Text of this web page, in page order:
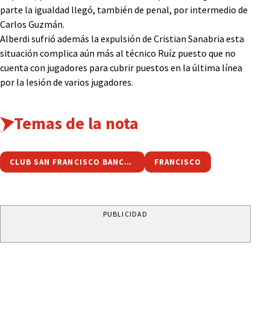
parte la igualdad llegó, también de penal, por intermedio de
Carlos Guzmán.
Alberdi sufrió además la expulsión de Cristian Sanabria esta
situación complica aún más al técnico Ruíz puesto que no
cuenta con jugadores para cubrir puestos en la última línea
por la lesión de varios jugadores.
Temas de la nota
CLUB SAN FRANCISCO BANCARIO FRANCISCO
PUBLICIDAD